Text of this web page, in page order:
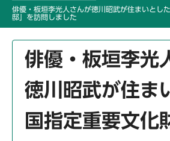
俳優・板垣李光人さんが徳川昭武が住まいとし
邸」を訪問しました
俳優・板垣李光
徳川昭武が住ま
国指定重要文化